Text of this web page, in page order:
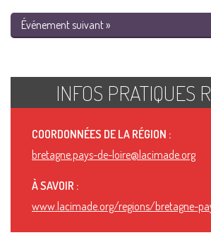
Événement suivant »
INFOS PRATIQUES
COORDONNÉES DE LA RÉGION :
bretagne.pays-de-loire@lacimade.org
À SAVOIR :
www.lacimade.org/regions/bretagne-